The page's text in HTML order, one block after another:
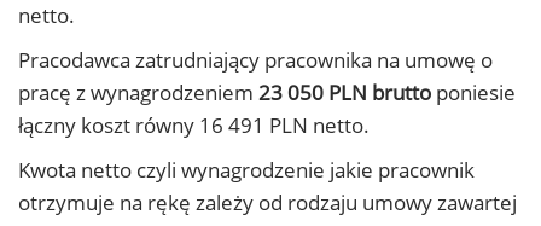
netto.
Pracodawca zatrudniający pracownika na umowę o
pracę z wynagrodzeniem 23 050 PLN brutto poniesie
łączny koszt równy 16 491 PLN netto.
Kwota netto czyli wynagrodzenie jakie pracownik
otrzymuje na rękę zależy od rodzaju umowy zawartej